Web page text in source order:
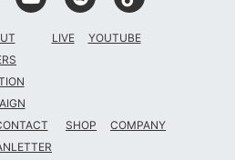
LIVE YOUTUBE
SHOP COMPANY